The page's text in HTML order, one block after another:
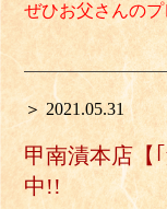
ぜひお父さんの
＞ 2021.05.31
甲南漬本店【
中!!